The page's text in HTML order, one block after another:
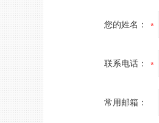
您的姓名：
联系电话：
常用邮箱：